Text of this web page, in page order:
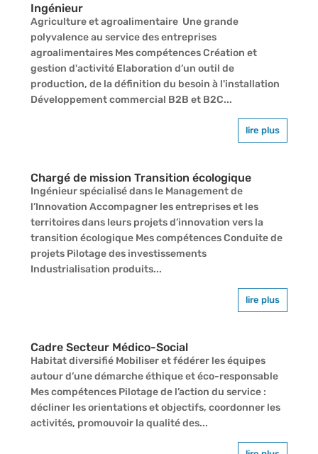
Ingénieur
Agriculture et agroalimentaire Une grande
polyvalence au service des entreprises
agroalimentaires Mes compétences Création et
gestion d'activité Elaboration d’un outil de
production, de la définition du besoin à l'installation
Développement commercial B2B et B2C...
lire plus
Chargé de mission Transition écologique
Ingénieur spécialisé dans le Management de
l’Innovation Accompagner les entreprises et les
territoires dans leurs projets d’innovation vers la
transition écologique Mes compétences Conduite de
projets Pilotage des investissements
Industrialisation produits...
lire plus
Cadre Secteur Médico-Social
Habitat diversifié Mobiliser et fédérer les équipes
autour d’une démarche éthique et éco-responsable
Mes compétences Pilotage de l’action du service :
décliner les orientations et objectifs, coordonner les
activités, promouvoir la qualité des...